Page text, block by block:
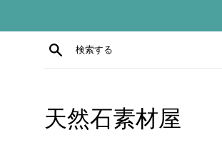
検索する
天然石素材屋